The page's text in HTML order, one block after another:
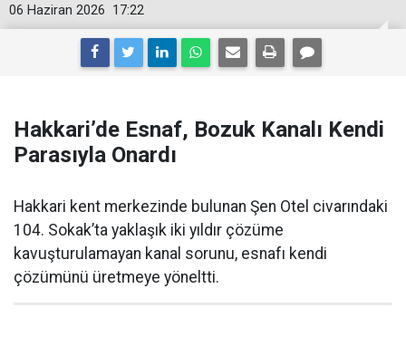
17:22
06 Haziran 2026
Hakkari’de Esnaf, Bozuk Kanalı Kendi
Parasıyla Onardı
Hakkari kent merkezinde bulunan Şen Otel civarındaki
104. Sokak’ta yaklaşık iki yıldır çözüme
kavuşturulamayan kanal sorunu, esnafı kendi
çözümünü üretmeye yöneltti.